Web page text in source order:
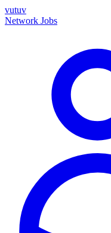
vutuv
Network Jobs